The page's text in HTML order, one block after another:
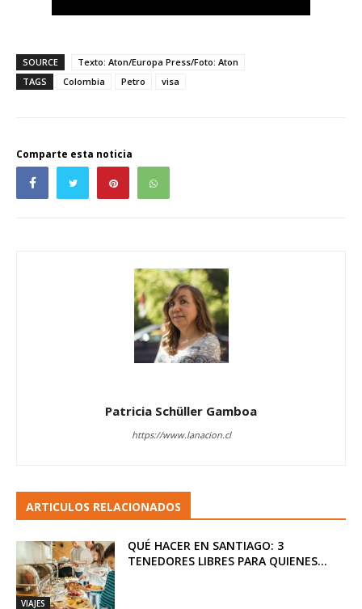
SOURCE
Texto: Aton/Europa Press/Foto: Aton
TAGS
Colombia Petro visa
Comparte esta noticia
Patricia Schüller Gamboa
https://www.lanacion.cl
ARTICULOS RELACIONADOS
VIAJES
QUÉ HACER EN SANTIAGO: 3
TENEDORES LIBRES PARA QUIENES...